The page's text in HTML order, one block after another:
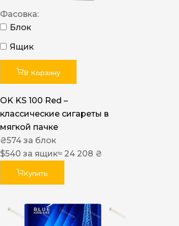
Фасовка:
Блок
Ящик
В Корзину
OK KS 100 Red –
классические сигареты в
мягкой пачке
₴574 за блок
$540 за ящик≈ 24 208 ₴
Купить